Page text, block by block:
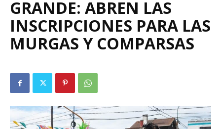
GRANDE: ABREN LAS
INSCRIPCIONES PARA LAS
MURGAS Y COMPARSAS